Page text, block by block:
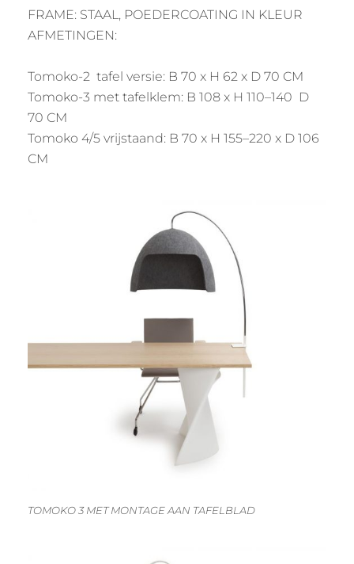
FRAME: STAAL, POEDERCOATING IN KLEUR
AFMETINGEN:
Tomoko-2 tafel versie: B 70 x H 62 x D 70 CM
Tomoko-3 met tafelklem: B 108 x H 110–140 D
70 CM
Tomoko 4/5 vrijstaand: B 70 x H 155–220 x D 106
CM
TOMOKO 3 MET MONTAGE AAN TAFELBLAD